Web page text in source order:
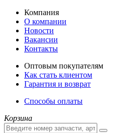
Компания
О компании
Новости
Вакансии
Контакты
Оптовым покупателям
Как стать клиентом
Гарантия и возврат
Способы оплаты
Корзина